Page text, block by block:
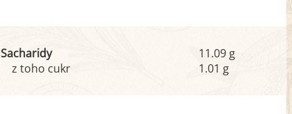
Sacharidy
z toho cukr
11.09 g
1.01 g